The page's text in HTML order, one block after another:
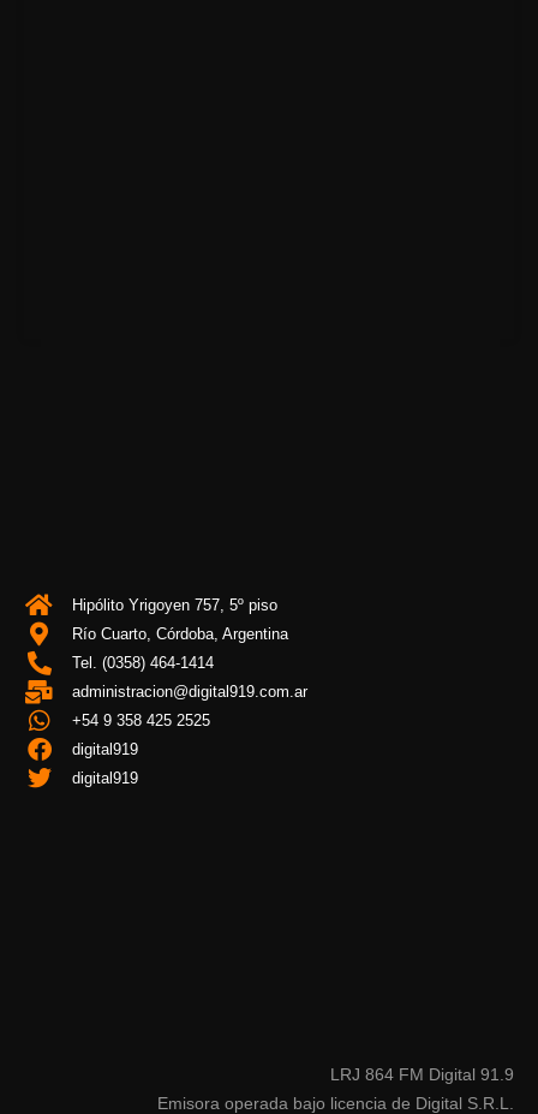
Hipólito Yrigoyen 757, 5º piso
Río Cuarto, Córdoba, Argentina
Tel. (0358) 464-1414
administracion@digital919.com.ar
+54 9 358 425 2525
digital919
digital919
LRJ 864 FM Digital 91.9
Emisora operada bajo licencia de Digital S.R.L.